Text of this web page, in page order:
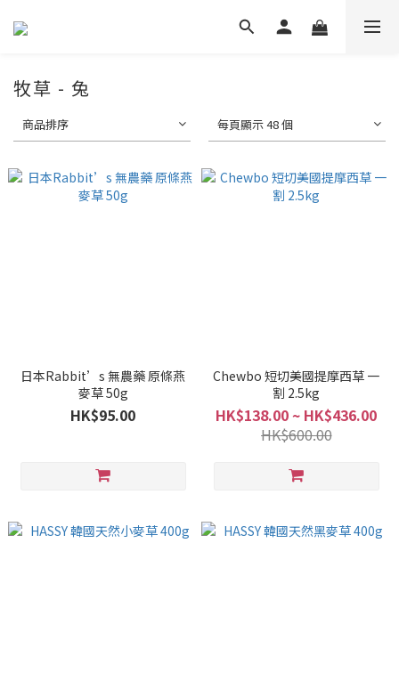
牧草 - 兔
商品排序 每頁顯示 48 個
日本Rabbit’s 無農藥 原條燕
麥草 50g
HK$95.00
Chewbo 短切美國提摩西草 一
割 2.5kg
HK$138.00 ~ HK$436.00
HK$600.00